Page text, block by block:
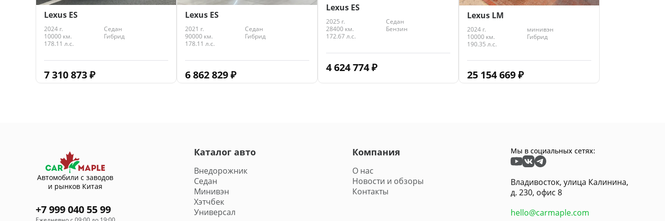
Lexus ES
2024 г.
Седан
10000 км.
Гибрид
178.11 л.с.
7 310 873₽
Lexus ES
2021 г.
Седан
90000 км.
Гибрид
178.11 л.с.
6 862 829₽
Lexus ES
2025 г.
Седан
28400 км.
Бензин
172.67 л.с.
4 624 774₽
Lexus LM
2024 г.
минивэн
10000 км.
Гибрид
190.35 л.с.
25 154 669₽
Автомобили с заводов
и рынков Китая
+7 999 040 55 99
Каталог авто
Внедорожник
Седан
Минивэн
Хэтчбек
Универсал
Компания
О нас
Новости и обзоры
Контакты
Мы в социальных сетях:
Владивосток, улица Калинина,
д. 230, офис 8
hello@carmaple.com